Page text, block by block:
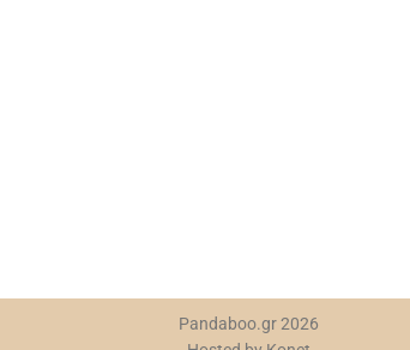
Pandaboo.gr 2026